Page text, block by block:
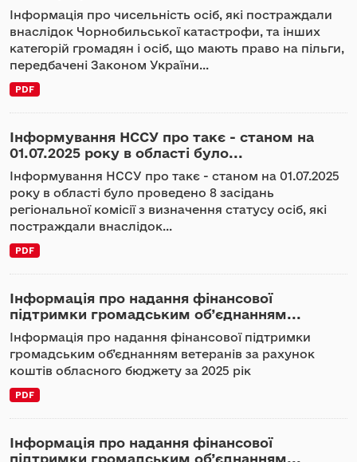
Інформація про чисельність осіб, які постраждали
внаслідок Чорнобильської катастрофи, та інших
категорій громадян і осіб, що мають право на пільги,
передбачені Законом України...
PDF
Інформування НССУ про такє - станом на
01.07.2025 року в області було...
Інформування НССУ про такє - станом на 01.07.2025
року в області було проведено 8 засідань
регіональної комісії з визначення статусу осіб, які
постраждали внаслідок...
PDF
Інформація про надання фінансової
підтримки громадським об’єднанням...
Інформація про надання фінансової підтримки
громадським об’єднанням ветеранів за рахунок
коштів обласного бюджету за 2025 рік
PDF
Інформація про надання фінансової
підтримки громадським об’єднанням...